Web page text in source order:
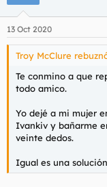
e
s
13 Oct 2020
Troy McClure
Te conmino a que
todo amico.
Yo dejé a mi mujer
Ivankiv y bañarme
veinte dedos.
Igual es una